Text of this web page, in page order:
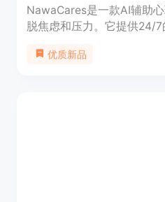
NawaCares是一款AI辅助
脱焦虑和压力。它提供24/
的方式进行自我发现，提
优质新品